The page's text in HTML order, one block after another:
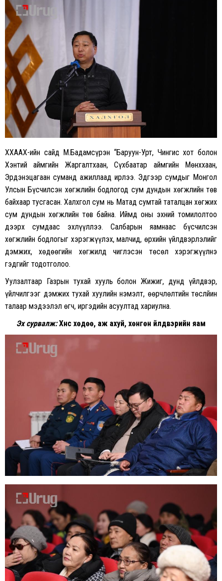
ХХААХҮ-ийн сайд М.Бадамсүрэн “Баруун-Урт, Чингис хот болон
Хэнтий аймгийн Жаргалтхаан, Сүхбаатар аймгийн Мөнххаан,
Эрдэнэцагаан суманд ажиллаад ирлээ. Эдгээр сумдыг Монгол
Улсын Бүсчилсэн хөгжлийн бодлогод сум дундын хөгжлийн төв
байхаар тусгасан. Халхгол сум нь Матад сумтай таталцан хөгжих
сум дундын хөгжлийн төв байна. Иймд оны эхний томилолтоо
дээрх сумдаас эхлүүллээ. Салбарын яамнаас бүсчилсэн
хөгжлийн бодлогыг хэрэгжүүлэх, малчид, өрхийн үйлдвэрлэлийг
дэмжих, хөдөөгийн хөгжилд чиглэсэн төсөл хэрэгжүүлнэ
гэдгийг тодотголоо.
Уулзалтаар Газрын тухай хууль болон Жижиг, дунд үйлдвэр,
үйлчилгээг дэмжих тухай хуулийн нэмэлт, өөрчлөлтийн төслйин
талаар мэдээлэл өгч, иргэдийн асуултад хариулна.
Эх сурвалж:Хүнс хөдөө, аж ахуй, хөнгөн үйлдвэрийн яам